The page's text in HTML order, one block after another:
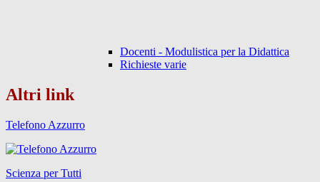
Docenti - Modulistica per la Didattica
Richieste varie
Altri link
Telefono Azzurro
Scienza per Tutti